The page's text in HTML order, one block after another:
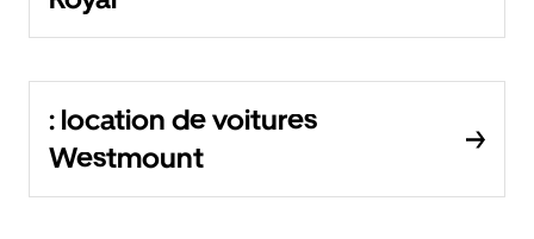
: location de voitures
Westmount